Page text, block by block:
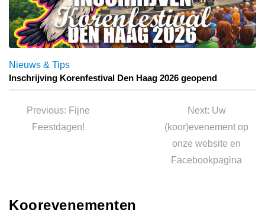
Nieuws & Tips
Inschrijving Korenfestival Den Haag 2026 geopend
navigatie
Previous: Previous
post:
Fijne
Feestdagen!
Next: Next
post:
Uw
(koor)evenement op
onze website en
Facebookpagina
Koorevenementen